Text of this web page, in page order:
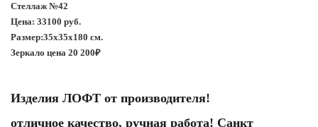
Стеллаж №42
Цена: 33100 руб.
Размер:35х35х180 см.
Зеркало цена 20 200₽
Изделия ЛОФТ от производителя!
отличное качество, ручная работа! Санкт